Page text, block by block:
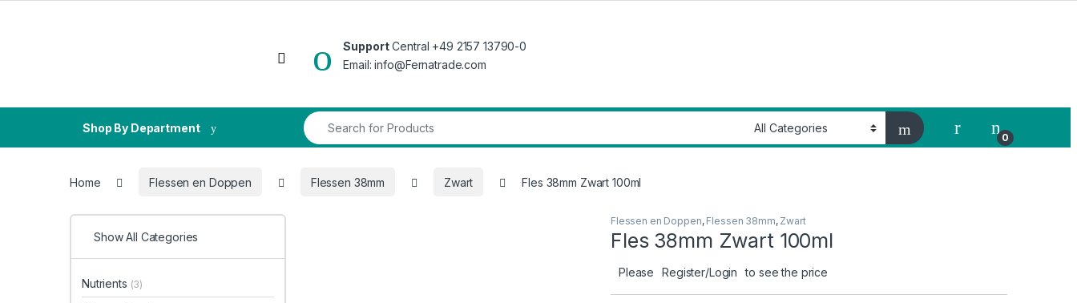
Open
SupportCentral +49 2157 13790-0
Email: info@Fernatrade.com
Shop By Department
Search for:
My Account
0
Home Flessen en Doppen Flessen 38mm Zwart Fles 38mm Zwart 100ml
Flessen en Doppen, Flessen 38mm, Zwart
Fles 38mm Zwart 100ml
Please Register/Login to see the price
Show All Categories
Nutrients (3)